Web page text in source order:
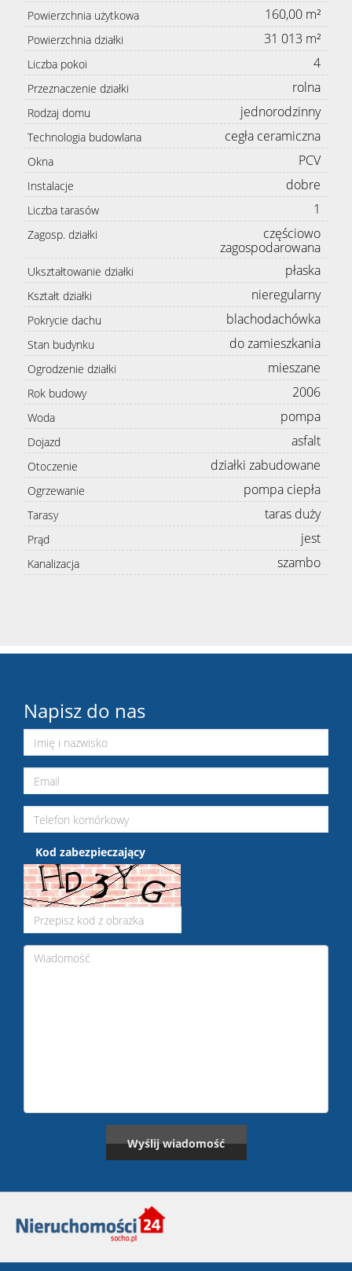
Powierzchnia użytkowa 160,00 m²
Powierzchnia działki 31 013 m²
Liczba pokoi 4
Przeznaczenie działki rolna
Rodzaj domu jednorodzinny
Technologia budowlana cegła ceramiczna
Okna PCV
Instalacje dobre
Liczba tarasów 1
Zagosp. działki
częściowo
zagospodarowana
Ukształtowanie działki płaska
Kształt działki nieregularny
Pokrycie dachu blachodachówka
Stan budynku do zamieszkania
Ogrodzenie działki mieszane
Rok budowy 2006
Woda pompa
Dojazd asfalt
Otoczenie działki zabudowane
Ogrzewanie pompa ciepła
Tarasy taras duży
Prąd jest
Kanalizacja szambo
Napisz do nas
Kod zabezpieczający